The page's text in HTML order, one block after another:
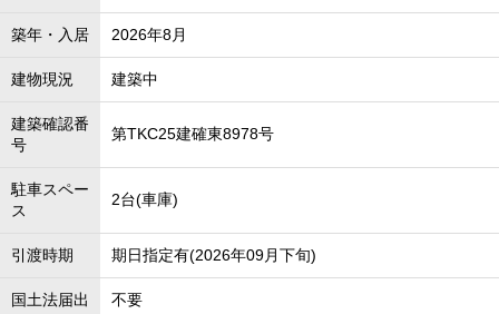
築年・入居 2026年8月
建物現況 建築中
建築確認番
号
第TKC25建確東8978号
駐車スペー
ス
2台(車庫)
引渡時期 期日指定有(2026年09月下旬)
国土法届出 不要